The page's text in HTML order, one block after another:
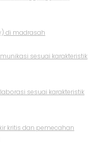
di madrasah
sesuai karakteristik
sesuai karakteristik
kritis dan pemecahan